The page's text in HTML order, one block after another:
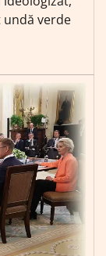
undă verde